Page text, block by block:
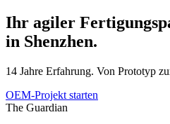
Ihr agiler
in Shenzhen.
14 Jahre Erfahrung. Von Prototyp
OEM-Projekt starten
The Guardian